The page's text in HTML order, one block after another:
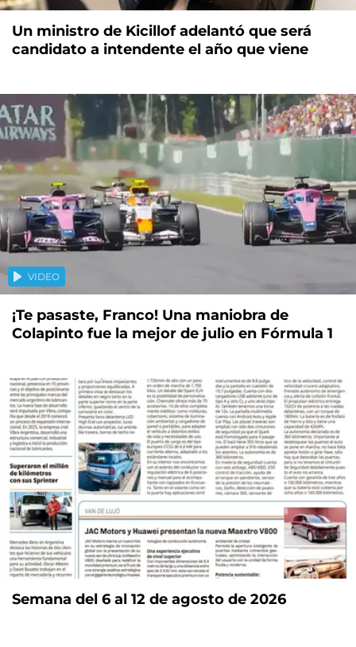
Un ministro de Kicillof adelantó que será
candidato a intendente el año que viene
VIDEO
¡Te pasaste, Franco! Una maniobra de
Colapinto fue la mejor de julio en Fórmula 1
Semana del 6 al 12 de agosto de 2026